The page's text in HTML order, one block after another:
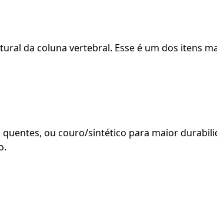
da coluna vertebral. Esse é um dos itens
ou couro/sintético para maior